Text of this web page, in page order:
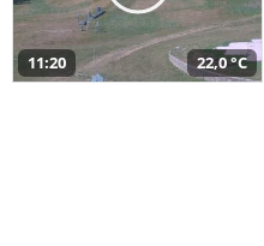
11:20 22,0 °C